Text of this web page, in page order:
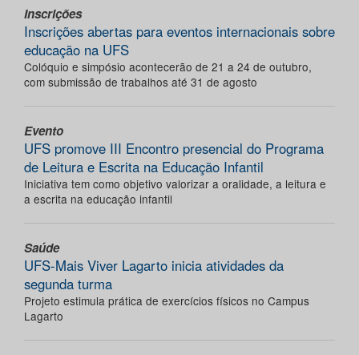
Inscrições
Inscrições abertas para eventos internacionais sobre
educação na UFS
Colóquio e simpósio acontecerão de 21 a 24 de outubro,
com submissão de trabalhos até 31 de agosto
Evento
UFS promove III Encontro presencial do Programa
de Leitura e Escrita na Educação Infantil
Iniciativa tem como objetivo valorizar a oralidade, a leitura e
a escrita na educação infantil
Saúde
UFS-Mais Viver Lagarto inicia atividades da
segunda turma
Projeto estimula prática de exercícios físicos no Campus
Lagarto